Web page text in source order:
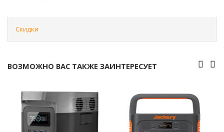
Скидки
ВОЗМОЖНО ВАС ТАКЖЕ ЗАИНТЕРЕСУЕТ